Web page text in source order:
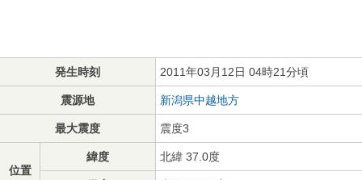
発生時刻 2011年03月12日 04時21分頃
震源地 新潟県中越地方
最大震度 震度3
位置
緯度 北緯 37.0度